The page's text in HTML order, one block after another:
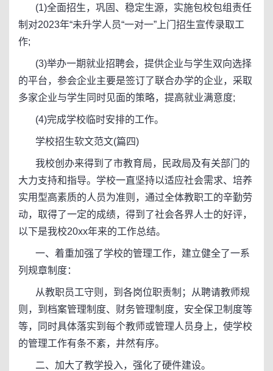
(1)全面招生，巩固、稳定生源，实施包校包组责任
制对2023年“未升学人员“一对一”上门招生宣传录取工
作;
(3)举办一期就业招聘会，提供企业与学生双向选择
的平台，参会企业主要是签订了联合办学的企业，采取
多家企业与学生同时见面的策略，提高就业满意度;
(4)完成学校临时安排的工作。
学校招生软文范文(篇四)
我校创办来得到了市教育局，民政局及有关部门的
大力支持和指导。学校一直坚持以适应社会需求、培养
实用型高素质的人员为准则，通过全体教职工的辛勤劳
动，取得了一定的成绩，得到了社会各界人士的好评，
以下是我校20xx年来的工作总结。
一、着重加强了学校的管理工作，建立健全了一系
列规章制度：
从教职员工守则，到各岗位职责制；从聘请教师规
则，到档案管理制度、财务管理制度，安全保卫制度等
等，同时具体落实到每个教师或管理人员身上，使学校
的管理工作有条不紊，井然有序。
二、加大了教学投入，强化了硬件建设。